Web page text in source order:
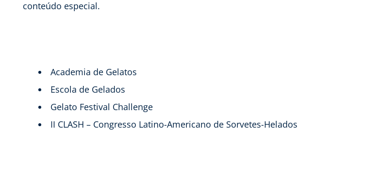
conteúdo especial.
Academia de Gelatos
Escola de Gelados
Gelato Festival Challenge
II CLASH – Congresso Latino-Americano de Sorvetes-Helados